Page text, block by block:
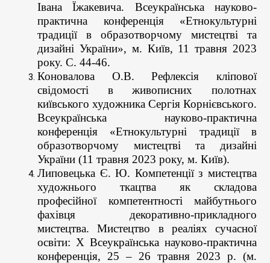
Івана Їжакевича. Всеукраїнська науково-
практична конференція «Етнокультурні
традиції в образотворчому мистецтві та
дизайні України», м. Київ, 11 травня 2023
року. C. 44-46.
Коновалова О.В. Рефлексія кліпової
свідомості в живописних полотнах
київського художника Сергія Корнієвського.
Всеукраїнська науково-практична
конференція «Етнокультурні традиції в
образотворчому мистецтві та дизайні
України (11 травня 2023 року, м. Київ).
Липовецька Є. Ю. Компетенції з мистецтва
художнього ткацтва як складова
професійної компетентності майбутнього
фахівця декоративно-прикладного
мистецтва. Мистецтво в реаліях сучасної
освіти: Х Всеукраїнська науково-практична
конференція, 25 – 26 травня 2023 р. (м.